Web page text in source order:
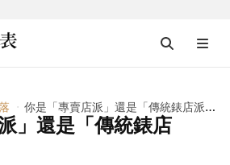
你是「專賣店派」還是「傳統錶店派」？
」還是「傳統錶店